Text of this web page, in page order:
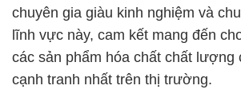
chuyên gia giàu kinh nghiệm và
lĩnh vực này, cam kết mang đến
các sản phẩm hóa chất chất lượng
cạnh tranh nhất trên thị trường.